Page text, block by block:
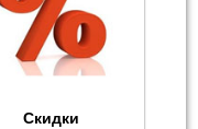
Скидки